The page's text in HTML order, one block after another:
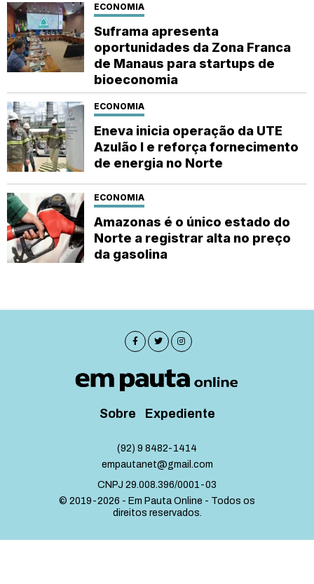
ECONOMIA
Suframa apresenta
oportunidades da Zona Franca
de Manaus para startups de
bioeconomia
ECONOMIA
Eneva inicia operação da UTE
Azulão I e reforça fornecimento
de energia no Norte
ECONOMIA
Amazonas é o único estado do
Norte a registrar alta no preço
da gasolina
Sobre Expediente
(92) 9 8482-1414
empautanet@gmail.com
CNPJ 29.008.396/0001-03
© 2019-2026 - Em Pauta Online - Todos os
direitos reservados.